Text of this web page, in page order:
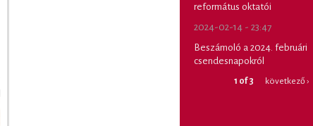
református oktatói
2024-02-14 - 23:47
Beszámoló a 2024. februári
csendesnapokról
1 of 3 következő ›